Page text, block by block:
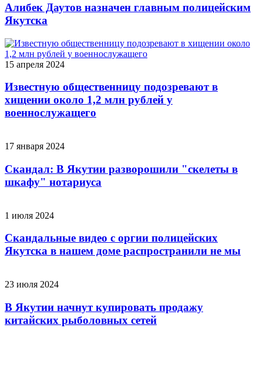
Алибек Даутов назначен главным полицейским
Якутска
15 апреля 2024
Известную общественницу подозревают в
хищении около 1,2 млн рублей у
военнослужащего
17 января 2024
Скандал: В Якутии разворошили "скелеты в
шкафу" нотариуса
1 июля 2024
Скандальные видео с оргии полицейских
Якутска в нашем доме распространили не мы
23 июля 2024
В Якутии начнут купировать продажу
китайских рыболовных сетей